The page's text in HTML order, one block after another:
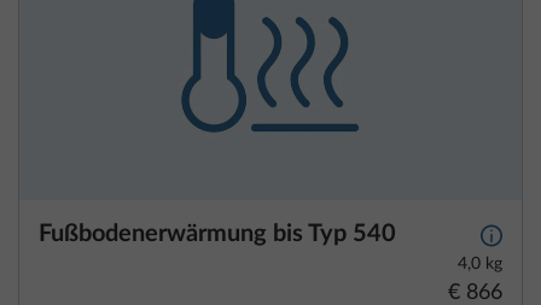
Fußbodenerwärmung bis Typ 540 Mehr
4,0 kg
€ 866